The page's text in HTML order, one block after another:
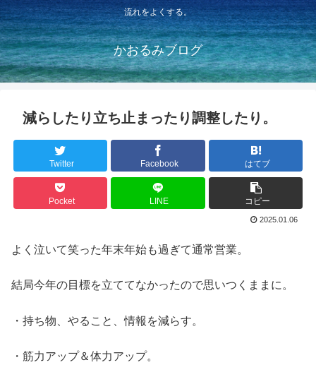
流れをよくする。
かおるみブログ
減らしたり立ち止まったり調整したり。
Twitter Facebook はてブ
Pocket LINE コピー
2025.01.06
よく泣いて笑った年末年始も過ぎて通常営業。
結局今年の目標を立ててなかったので思いつくままに。
・持ち物、やること、情報を減らす。
・筋力アップ＆体力アップ。